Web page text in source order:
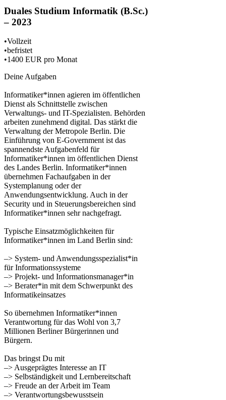
Duales Studium Informatik (B.Sc.)
– 2023
•Vollzeit
•befristet
•1400 EUR pro Monat
Deine Aufgaben
Informatiker*innen agieren im öffentlichen
Dienst als Schnittstelle zwischen
Verwaltungs- und IT-Spezialisten. Behörden
arbeiten zunehmend digital. Das stärkt die
Verwaltung der Metropole Berlin. Die
Einführung von E-Government ist das
spannendste Aufgabenfeld für
Informatiker*innen im öffentlichen Dienst
des Landes Berlin. Informatiker*innen
übernehmen Fachaufgaben in der
Systemplanung oder der
Anwendungsentwicklung. Auch in der
Security und in Steuerungsbereichen sind
Informatiker*innen sehr nachgefragt.
Typische Einsatzmöglichkeiten für
Informatiker*innen im Land Berlin sind:
–> System- und Anwendungsspezialist*in
für Informationssysteme
–> Projekt- und Informationsmanager*in
–> Berater*in mit dem Schwerpunkt des
Informatikeinsatzes
So übernehmen Informatiker*innen
Verantwortung für das Wohl von 3,7
Millionen Berliner Bürgerinnen und
Bürgern.
Das bringst Du mit
–> Ausgeprägtes Interesse an IT
–> Selbständigkeit und Lernbereitschaft
–> Freude an der Arbeit im Team
–> Verantwortungsbewusstsein